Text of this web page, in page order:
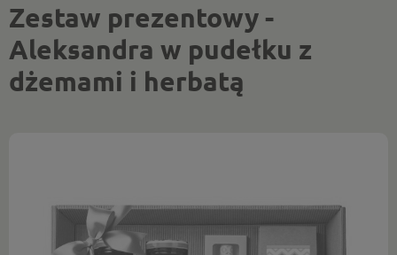
Zestaw prezentowy -
Aleksandra w pudełku z
dżemami i herbatą